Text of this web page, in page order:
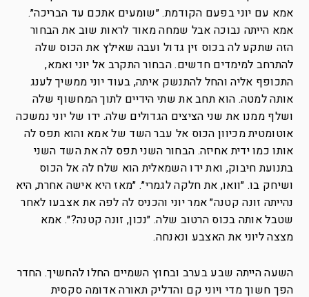
אמא עם יוני בפעם הקודמת. ״שומעים אתכם עד הבריכה״.
אמא הייתה נבוכה אבל שמחה מאוד לראות שוב את הבחור
הזה שתקע לה בכוס זין גדול ועבה שאילץ את הכוס שלה
להתרחב למימדים חדשים. הבחור התקרב אל יוני ואמא,
התכופף אליה והחל להתנשק איתה, בעוד יוני ממשיך לענג
אותה למטה. הוא תחב את שתי הידיים לתוך המחשוף שלה
ושלף ממנו את שני הציצים הגדולים שלה. ידו של יוני נמשכה
אוטומטית מכיוון הכוס אל עבר השד של אמא והוא תפס לה
אותו כמו ידית אחיזה. הבחור השני תפס לה את השד השני
בתנועת חיבוק, ואת ידו השמאלית הוא שלח לה אל הכוס
ושיחק בו. ״וואו, את חלקה לגמרי״. ״מאז היא אישה אחרת, היא
נהייתה זונה קטנה״ אמר יוני והכניס לה לפה את אצבעו לאחר
שטבל אותה בכוס הרטוב שלה. ״נכון, זונה קטנה?״. אמא
מצצה ליוני את האצבע ונאנחה.
השעה הייתה שבע בערב ובחוץ השמיים החלו להחשיך. החדר
הפך חשוך מדי ויוני קם והדליק תאורה אדומה סקסית